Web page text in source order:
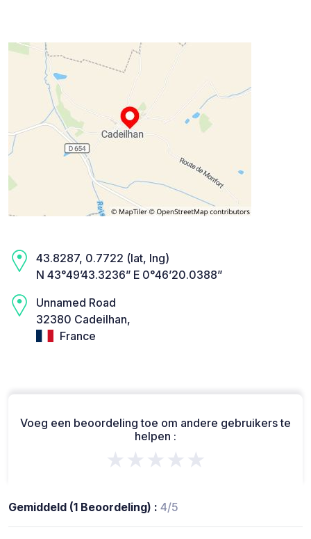
43.8287, 0.7722 (lat, lng)
N 43°49’43.3236” E 0°46’20.0388”
Unnamed Road
32380 Cadeilhan,
France
Voeg een beoordeling toe om andere gebruikers te
helpen :
★★★★★
Gemiddeld (1 Beoordeling) : 4/5